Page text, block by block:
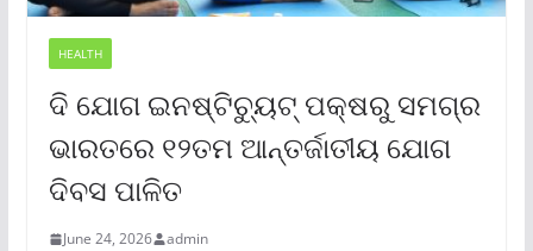
HEALTH
ଦି ଯୋଗ ଇନଷ୍ଟିଚ୍ୟୁଟ୍ ପକ୍ଷରୁ ସମଗ୍ର
ଭାରତରେ ୧୨ତମ ଆନ୍ତର୍ଜାତୀୟ ଯୋଗ
ଦିବସ ପାଳିତ
June 24, 2026 admin